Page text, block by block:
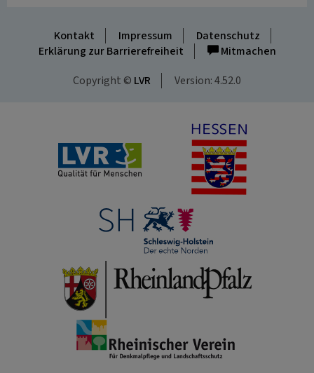
Kontakt Impressum
Datenschutz
Erklärung zur Barrierefreiheit
Mitmachen
Copyright © LVR Version: 4.52.0